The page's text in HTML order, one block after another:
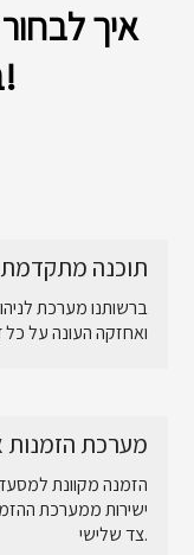
איך
בצורה נכונה!
תוכנה מתקדמת
ברשותנו מערכת
ואחזקה העונה על כל
מערכת הזמנות
ישירות ממערכת
צד שלישי.